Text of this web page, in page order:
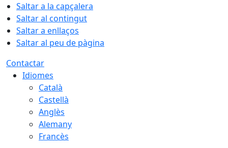
Saltar a la capçalera
Saltar al contingut
Saltar a enllaços
Saltar al peu de pàgina
Contactar
Idiomes
Català
Castellà
Anglès
Alemany
Francès